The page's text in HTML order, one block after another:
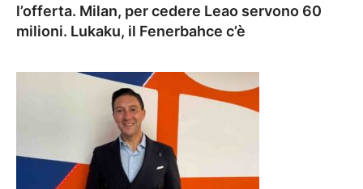
l’offerta. Milan, per cedere Leao servono 60
milioni. Lukaku, il Fenerbahce c’è